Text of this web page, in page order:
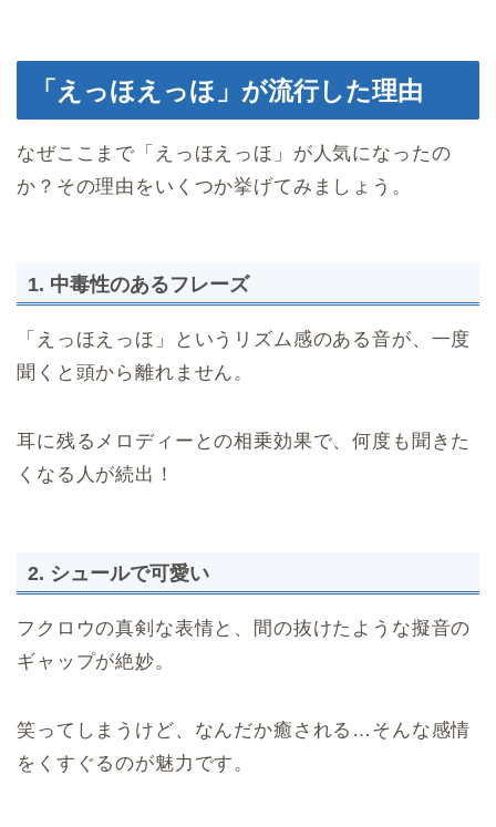
「えっほえっほ」が流行した理由
なぜここまで「えっほえっほ」が人気になったの
か？その理由をいくつか挙げてみましょう。
1. 中毒性のあるフレーズ
「えっほえっほ」というリズム感のある音が、一度
聞くと頭から離れません。
耳に残るメロディーとの相乗効果で、何度も聞きた
くなる人が続出！
2. シュールで可愛い
フクロウの真剣な表情と、間の抜けたような擬音の
ギャップが絶妙。
笑ってしまうけど、なんだか癒される…そんな感情
をくすぐるのが魅力です。